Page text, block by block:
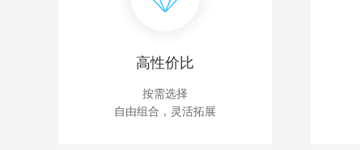
高性价比
按需选择
自由组合，灵活拓展